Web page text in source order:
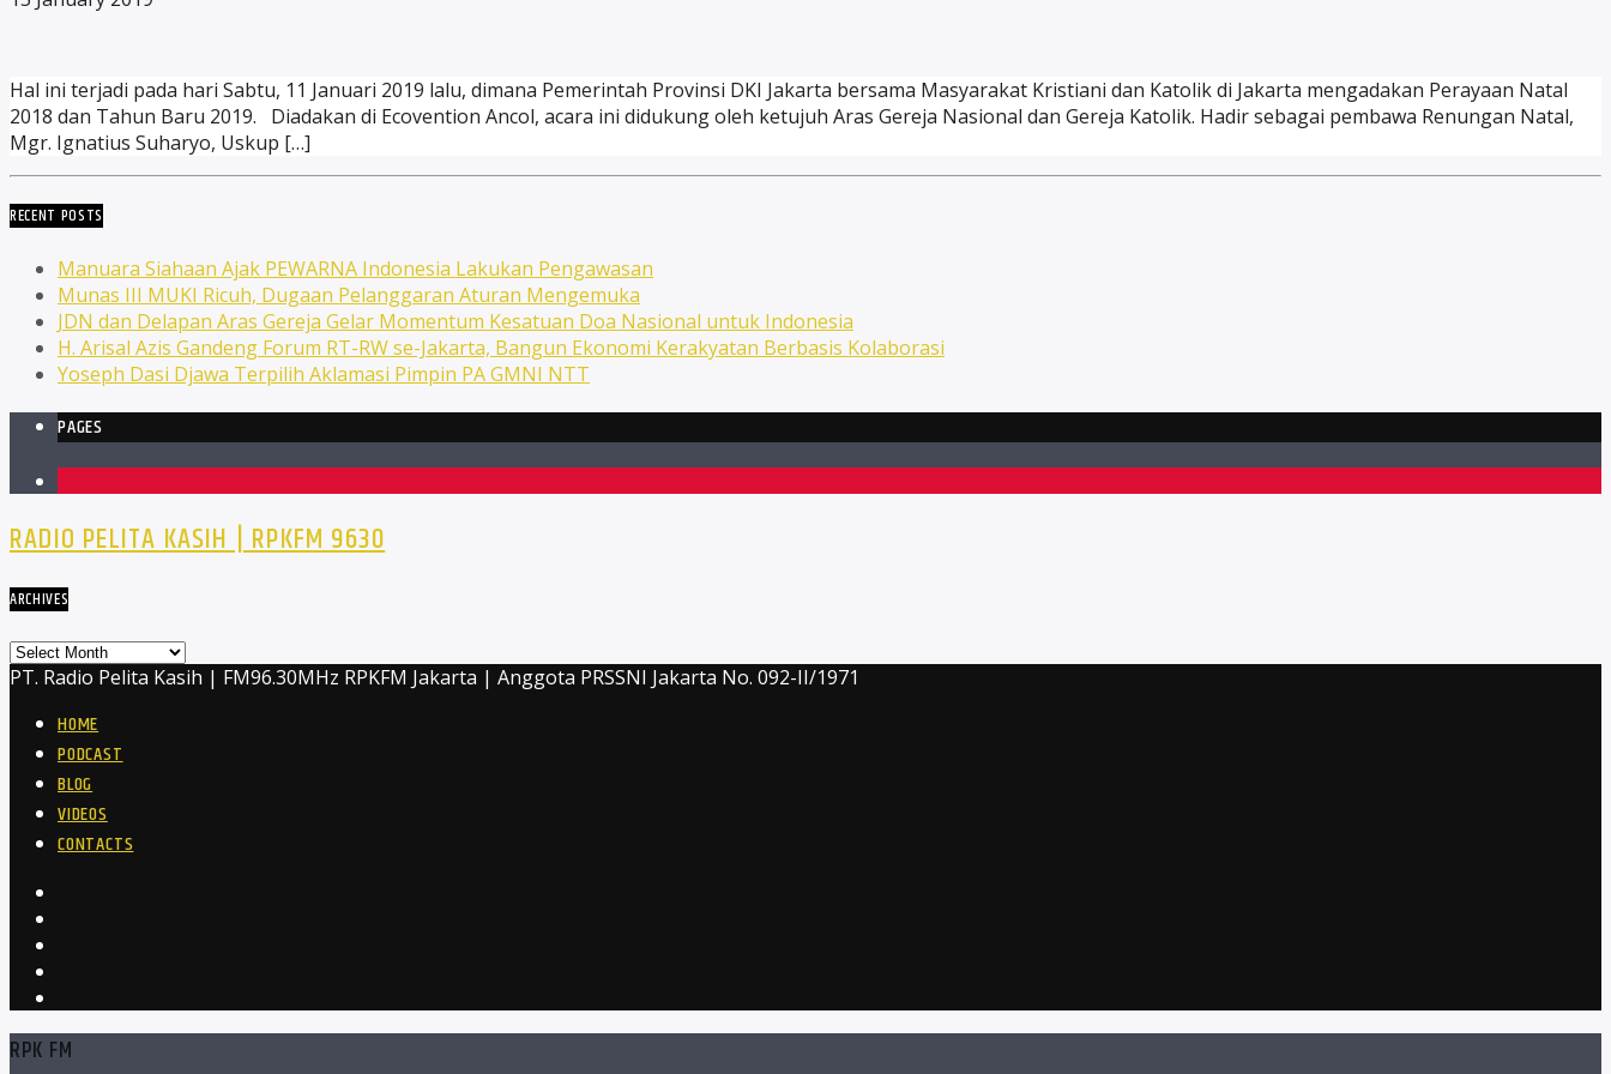
Hal ini terjadi pada hari Sabtu, 11 Januari 2019 lalu, dimana Pemerintah Provinsi DKI Jakarta bersama Masyarakat Kristiani dan Katolik di Jakarta mengadakan Perayaan Natal
2018 dan Tahun Baru 2019. Diadakan di Ecovention Ancol, acara ini didukung oleh ketujuh Aras Gereja Nasional dan Gereja Katolik. Hadir sebagai pembawa Renungan Natal,
Mgr. Ignatius Suharyo, Uskup […]
RECENT POSTS
Manuara Siahaan Ajak PEWARNA Indonesia Lakukan Pengawasan
Munas III MUKI Ricuh, Dugaan Pelanggaran Aturan Mengemuka
JDN dan Delapan Aras Gereja Gelar Momentum Kesatuan Doa Nasional untuk Indonesia
H. Arisal Azis Gandeng Forum RT-RW se-Jakarta, Bangun Ekonomi Kerakyatan Berbasis Kolaborasi
Yoseph Dasi Djawa Terpilih Aklamasi Pimpin PA GMNI NTT
PAGES
RADIO PELITA KASIH | RPKFM 9630
ARCHIVES
Archives
PT. Radio Pelita Kasih | FM96.30MHz RPKFM Jakarta | Anggota PRSSNI Jakarta No. 092-II/1971
HOME
PODCAST
BLOG
VIDEOS
CONTACTS
RPK FM